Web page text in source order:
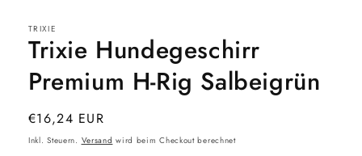
Modal
öffnen
TRIXIE
Trixie Hundegeschirr
Premium H-Rig Salbeigrün
Normaler
Preis
€16,24 EUR
Inkl. Steuern. Versand wird beim Checkout berechnet